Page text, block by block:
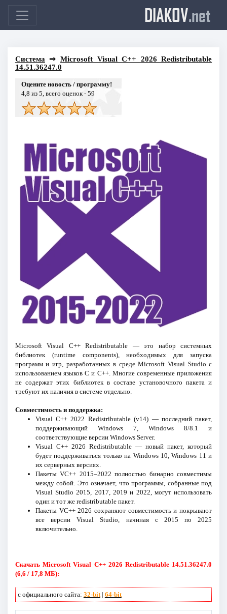
DIAKOV.net
Система ⇒ Microsoft Visual C++ 2026 Redistributable
14.51.36247.0
Оцените новость / программу!
4,8 из 5, всего оценок - 59
Microsoft Visual C++ Redistributable — это набор системных
библиотек (runtime components), необходимых для запуска
программ и игр, разработанных в среде Microsoft Visual Studio с
использованием языков C и C++. Многие современные приложения
не содержат этих библиотек в составе установочного пакета и
требуют их наличия в системе отдельно.
Совместимость и поддержка:
Visual C++ 2022 Redistributable (v14) — последний пакет,
поддерживающий Windows 7, Windows 8/8.1 и
соответствующие версии Windows Server.
Visual C++ 2026 Redistributable — новый пакет, который
будет поддерживаться только на Windows 10, Windows 11 и
их серверных версиях.
Пакеты VC++ 2015–2022 полностью бинарно совместимы
между собой. Это означает, что программы, собранные под
Visual Studio 2015, 2017, 2019 и 2022, могут использовать
один и тот же redistributable пакет.
Пакеты VC++ 2026 сохраняют совместимость и покрывают
все версии Visual Studio, начиная с 2015 по 2025
включительно.
Скачать Microsoft Visual C++ 2026 Redistributable 14.51.36247.0
(6,6 / 17,8 МБ):
с официального сайта: 32-bit| 64-bit